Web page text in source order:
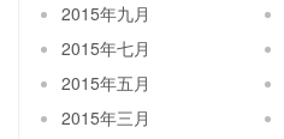
2015年九月
2015年七月
2015年五月
2015年三月